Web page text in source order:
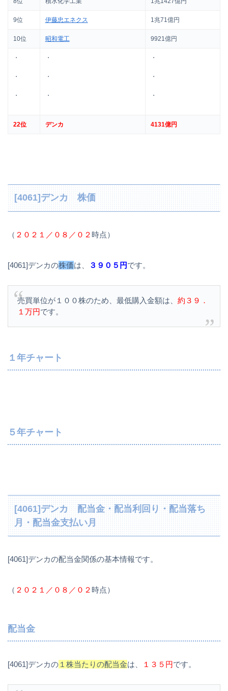
9位 伊藤忠エネクス 1兆71億円
10位 昭和電工 9921億円
・
・
・
・
・
・
・
・
・
22位 デンカ 4131億円
[4061]デンカ 株価
（ ２０２１／０８／０２時点）
[4061]デンカの株価は、 ３９０５円です。
売買単位が１００株のため、最低購入金額は、 約３９．
１万円です。
１年チャート
５年チャート
[4061]デンカ 配当金・配当利回り・配当落ち
月・配当金支払い月
[4061]デンカの配当金関係の基本情報です。
（ ２０２１／０８／０２時点）
配当金
[4061]デンカの １株当たりの配当金は、 １３５円です。